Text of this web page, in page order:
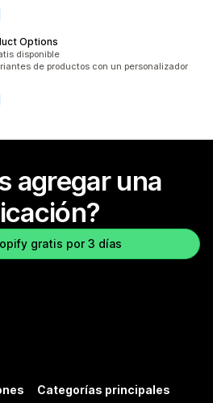
Options
disponible
de productos con un personalizador
agregar una
gratis por 3 días
Categorías principales